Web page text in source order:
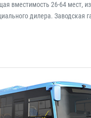
вместимость 26-64
дилера. Заводская